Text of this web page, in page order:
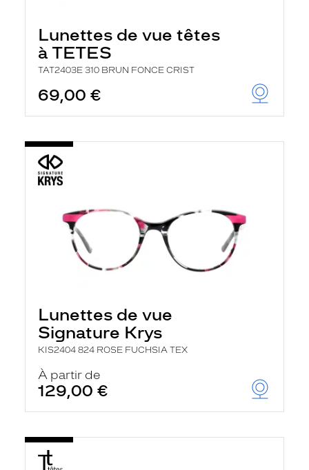
Lunettes de vue têtes
à TETES
TAT2403E 310 BRUN FONCE CRIST
69,00 €
Lunettes de vue
Signature Krys
KIS2404 824 ROSE FUCHSIA TEX
À partir de
129,00 €